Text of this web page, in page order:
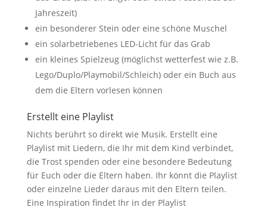
Jahreszeit)
ein besonderer Stein oder eine schöne Muschel
ein solarbetriebenes LED-Licht für das Grab
ein kleines Spielzeug (möglichst wetterfest wie z.B.
Lego/Duplo/Playmobil/Schleich) oder ein Buch aus
dem die Eltern vorlesen können
Erstellt eine Playlist
Nichts berührt so direkt wie Musik. Erstellt eine
Playlist mit Liedern, die Ihr mit dem Kind verbindet,
die Trost spenden oder eine besondere Bedeutung
für Euch oder die Eltern haben. Ihr könnt die Playlist
oder einzelne Lieder daraus mit den Eltern teilen.
Eine Inspiration findet Ihr in der Playlist